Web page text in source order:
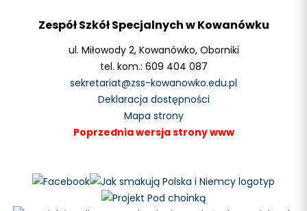
Zespół Szkół Specjalnych w Kowanówku
ul. Miłowody 2, Kowanówko, Oborniki
tel. kom.: 609 404 087
sekretariat@zss-kowanowko.edu.pl
Deklaracja dostępności
Mapa strony
Poprzednia wersja strony www